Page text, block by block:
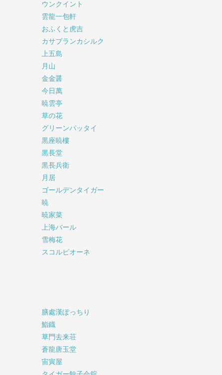
ウンクイント
雲龍一包軒
おふくと虎吉
カサブランカシルク
上五島
月山
金金醤
今日萬
暁雲亭
草の花
グリーンパッタイ
黒座暁樓
黒長堂
黒長兵衛
月居
ゴールデンタイガー
暁
暁家菜
上海バール
雪梅花
スコルピオーネ
膳處漢ぽっちり
鮨鐡
草門去来荘
蒼龍唐玉堂
宙寅屋